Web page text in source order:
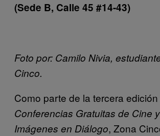
(Sede B, Calle 45 #14-43)
Foto por: Camilo Nivia,
Cinco.
Como parte de la tercera
Conferencias Gratuitas de Cine
Imágenes en Diálogo, Zona